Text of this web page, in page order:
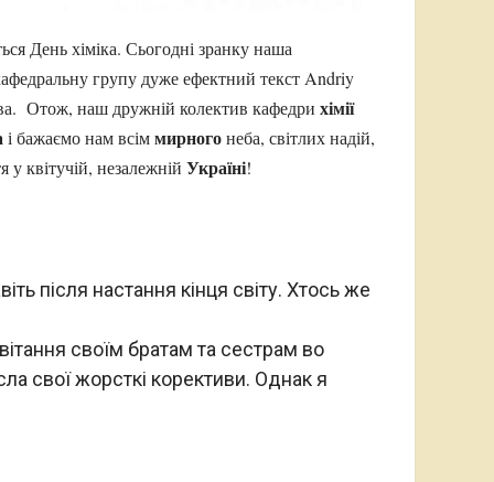
День хіміка. Сьогодні зранку наша
групу дуже ефектний текст Andriy
Отож, наш дружній колектив кафедри хімії
і бажаємо нам всіммирногонеба, світлих надій,
квітучій, незалежній Україні!
після настання кінця світу. Хтось же
своїм братам та сестрам во
свої жорсткі корективи. Однак я